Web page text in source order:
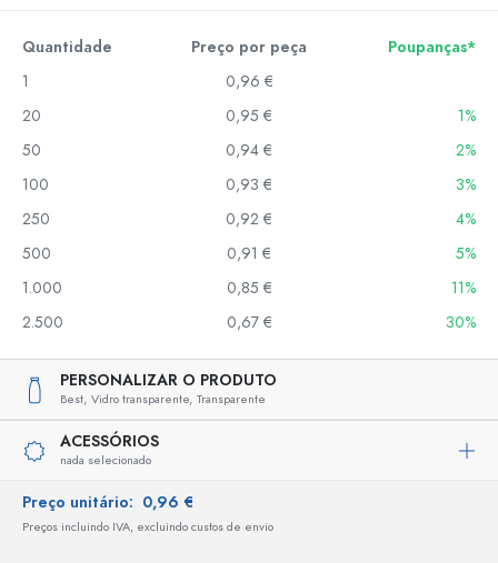
Quantidade Preço por peça
Poupanças*
1
0,96 €
20
0,95 €
1%
50
0,94 €
2%
100
0,93 €
3%
250
0,92 €
4%
500
0,91 €
5%
1.000
0,85 €
11%
2.500
0,67 € 30%
PERSONALIZAR O PRODUTO
Best, Vidro transparente, Transparente
ACESSÓRIOS
nada selecionado
Preço unitário: 0,96 €
Preços incluindo IVA, excluindo custos de envio